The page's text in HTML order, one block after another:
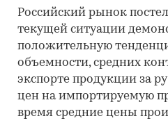
Российский рынок
текущей ситуации
положительную
объемности, средних
экспорте продукции за
цен на импортируемую
время средние цены